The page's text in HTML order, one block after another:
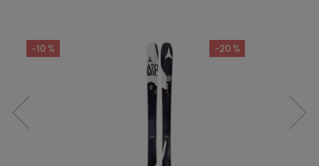
-20 %
-10 %